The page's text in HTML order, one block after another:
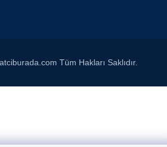
Tüm Hakları Saklıdır.